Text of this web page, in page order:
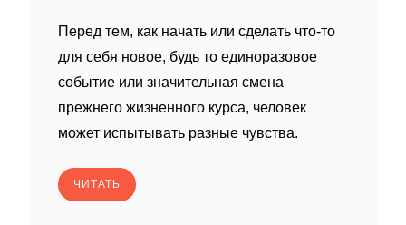
Перед тем, как начать или сделать что-то
для себя новое, будь то единоразовое
событие или значительная смена
прежнего жизненного курса, человек
может испытывать разные чувства.
ЧИТАТЬ